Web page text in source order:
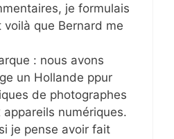
je formulais
voilà que Bernard me
: nous avons
un Hollande ppur
de photographes
numériques.
je pense avoir fait